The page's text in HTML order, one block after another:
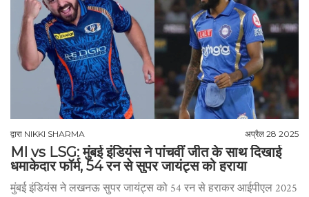
द्वारा NIKKI SHARMA अप्रैल 28 2025
MI vs LSG: मुंबई इंडियंस ने पांचवीं जीत के साथ दिखाई
धमाकेदार फॉर्म, 54 रन से सुपर जायंट्स को हराया
मुंबई इंडियंस ने लखनऊ सुपर जायंट्स को 54 रन से हराकर आईपीएल 2025